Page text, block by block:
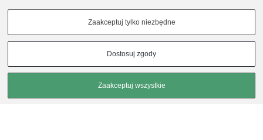
budynku), 30-415 Kraków
Dołącz do nas w mediach społecznościowych!
Copyrights © 2023 - SPOKO-MOTYW.PL
Zaakceptuj tylko niezbędne
Dostosuj zgody
Zaakceptuj wszystkie